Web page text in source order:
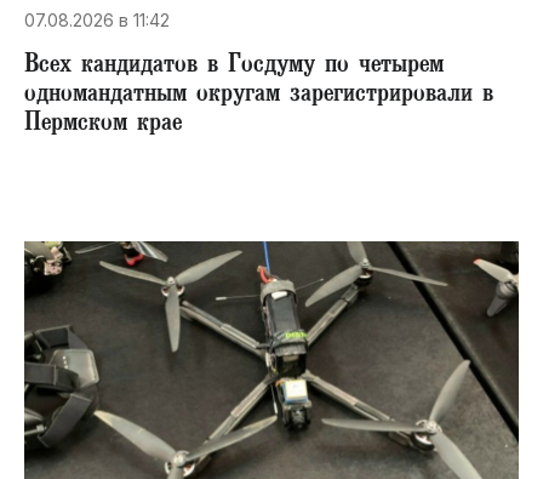
07.08.2026 в 11:42
Всех кандидатов в Госдуму по четырем
одномандатным округам зарегистрировали в
Пермском крае